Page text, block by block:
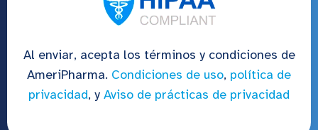
Al enviar, acepta los términos y condiciones de
AmeriPharma. Condiciones de uso, política de
privacidad, y Aviso de prácticas de privacidad